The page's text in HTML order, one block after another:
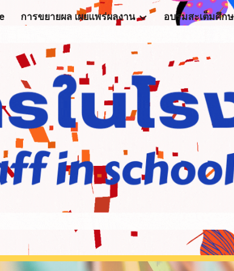
Skip to navigation
การขยายผล เผยแพร่ผลงาน